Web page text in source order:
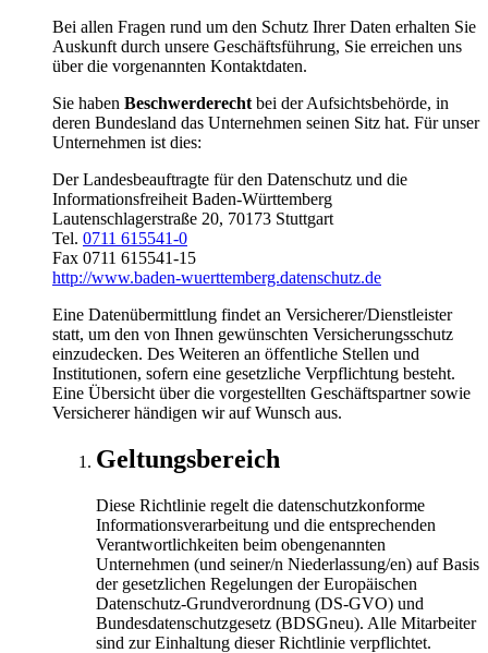
Bei allen Fragen rund um den Schutz Ihrer Daten erhalten Sie
Auskunft durch unsere Geschäftsführung, Sie erreichen uns
über die vorgenannten Kontaktdaten.
Sie haben Beschwerderecht bei der Aufsichtsbehörde, in
deren Bundesland das Unternehmen seinen Sitz hat. Für unser
Unternehmen ist dies:
Der Landesbeauftragte für den Datenschutz und die
Informationsfreiheit Baden-Württemberg
Lautenschlagerstraße 20, 70173 Stuttgart
Tel. 0711 615541-0
Fax 0711 615541-15
http://www.baden-wuerttemberg.datenschutz.de
Eine Datenübermittlung findet an Versicherer/Dienstleister
statt, um den von Ihnen gewünschten Versicherungsschutz
einzudecken. Des Weiteren an öffentliche Stellen und
Institutionen, sofern eine gesetzliche Verpflichtung besteht.
Eine Übersicht über die vorgestellten Geschäftspartner sowie
Versicherer händigen wir auf Wunsch aus.
Geltungsbereich
Diese Richtlinie regelt die datenschutzkonforme
Informationsverarbeitung und die entsprechenden
Verantwortlichkeiten beim obengenannten
Unternehmen (und seiner/n Niederlassung/en) auf Basis
der gesetzlichen Regelungen der Europäischen
Datenschutz-Grundverordnung (DS-GVO) und
Bundesdatenschutzgesetz (BDSGneu). Alle Mitarbeiter
sind zur Einhaltung dieser Richtlinie verpflichtet.